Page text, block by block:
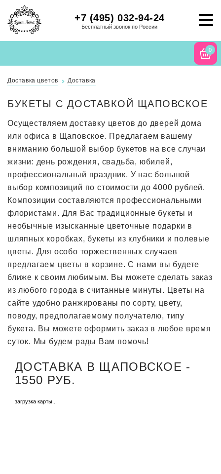
+7 (495) 032-94-24
Бесплатный звонок по России
0
Доставка цветов Доставка
БУКЕТЫ С ДОСТАВКОЙ ЩАПОВСКОЕ
Осуществляем доставку цветов до дверей дома
или офиса в Щаповское. Предлагаем вашему
вниманию большой выбор букетов на все случаи
жизни: день рождения, свадьба, юбилей,
профессиональный праздник. У нас большой
выбор композиций по стоимости до 4000 рублей.
Композиции составляются профессиональными
флористами. Для Вас традиционные букеты и
необычные изысканные цветочные подарки в
шляпных коробках, букеты из клубники и полевые
цветы. Для особо торжественных случаев
предлагаем цветы в корзине. С нами вы будете
ближе к своим любимым. Вы можете сделать заказ
из любого города в считанные минуты. Цветы на
сайте удобно ранжированы по сорту, цвету,
поводу, предполагаемому получателю, типу
букета. Вы можете оформить заказ в любое время
суток. Мы будем рады Вам помочь!
ДОСТАВКА В ЩАПОВСКОЕ -
1550 РУБ.
загрузка карты...